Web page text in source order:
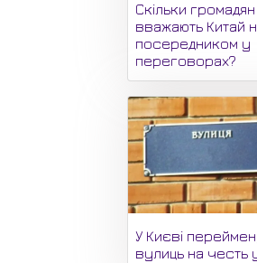
Скільки громадян
вважають Китай
посередником у
переговорах?
У Києві
вулиць на честь